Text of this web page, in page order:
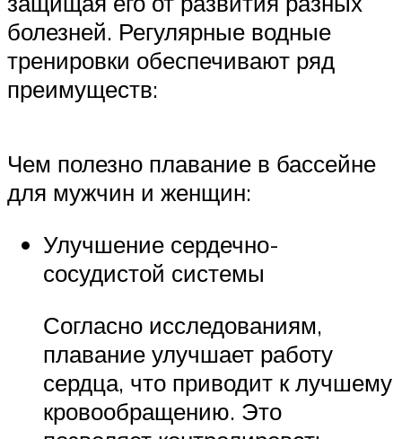
болезней. Регулярные водные
тренировки обеспечивают ряд
преимуществ:
Чем полезно плавание в бассейне
для мужчин и женщин:
Улучшение сердечно-
сосудистой системы
Согласно исследованиям,
плавание улучшает работу
сердца, что приводит к лучшему
кровообращению. Это